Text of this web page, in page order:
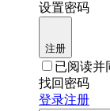
设置密码
注册
已阅读并
找回密码
登录注册